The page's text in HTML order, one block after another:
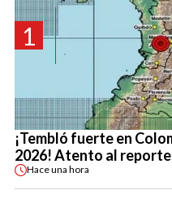
1
¡Tembló fuerte en
2026! Atento al reporte
Haceuna hora